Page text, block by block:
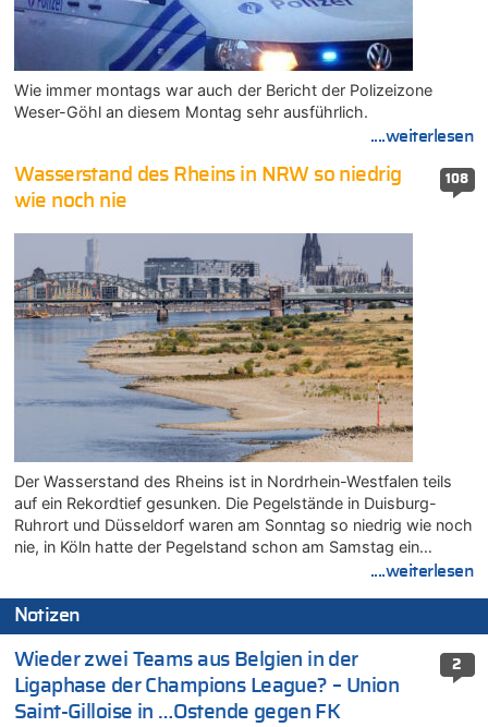
Wie immer montags war auch der Bericht der Polizeizone
Weser-Göhl an diesem Montag sehr ausführlich.
....weiterlesen
108
Wasserstand des Rheins in NRW so niedrig
wie noch nie
Der Wasserstand des Rheins ist in Nordrhein-Westfalen teils
auf ein Rekordtief gesunken. Die Pegelstände in Duisburg-
Ruhrort und Düsseldorf waren am Sonntag so niedrig wie noch
nie, in Köln hatte der Pegelstand schon am Samstag ein…
....weiterlesen
Notizen
2
Wieder zwei Teams aus Belgien in der
Ligaphase der Champions League? – Union
Saint-Gilloise in …Ostende gegen FK